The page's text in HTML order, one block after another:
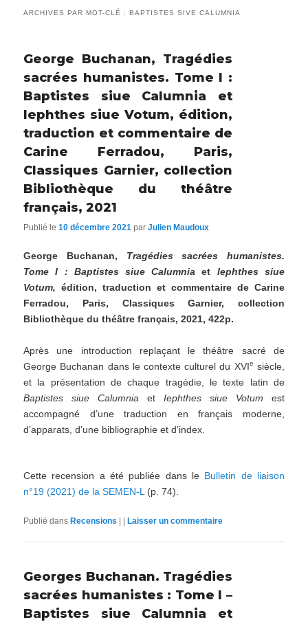
ARCHIVES PAR MOT-CLÉ : BAPTISTES SIVE CALUMNIA
George Buchanan, Tragédies
sacrées humanistes. Tome I :
Baptistes siue Calumnia et
Iephthes siue Votum, édition,
traduction et commentaire de
Carine Ferradou, Paris,
Classiques Garnier, collection
Bibliothèque du théâtre
français, 2021
Publié le10 décembre 2021 parJulien Maudoux
George Buchanan, Tragédies sacrées humanistes.
Tome I : Baptistes siue Calumniaet Iephthes siue
Votum,édition, traduction et commentaire de Carine
Ferradou, Paris, Classiques Garnier, collection
Bibliothèque du théâtre français, 2021, 422p.
Après une introduction replaçant le théâtre sacré de
George Buchanan dans le contexte culturel du XVIe siècle,
et la présentation de chaque tragédie, le texte latin de
Baptistes siue CalumniaetIephthes siue Votum est
accompagné d’une traduction en français moderne,
d’apparats, d’une bibliographie et d’index.
Cette recension a été publiée dans leBulletin de liaison
n°19 (2021) de la SEMEN-L (p. 74).
Publié dans Recensions Laisser un commentaire
Georges Buchanan. Tragédies
sacrées humanistes : Tome I –
Baptistes siue Calumnia et